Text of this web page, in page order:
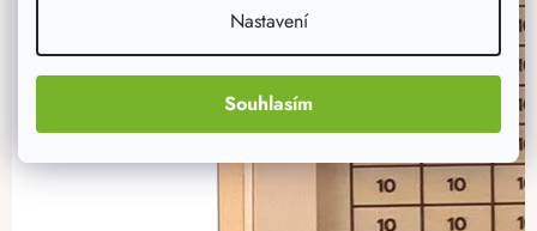
Nastavení
Souhlasím